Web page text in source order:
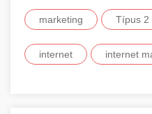
marketing Típus 2
internet internet